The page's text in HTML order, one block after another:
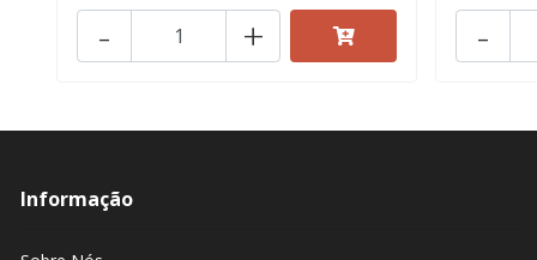
+
- -
Informação